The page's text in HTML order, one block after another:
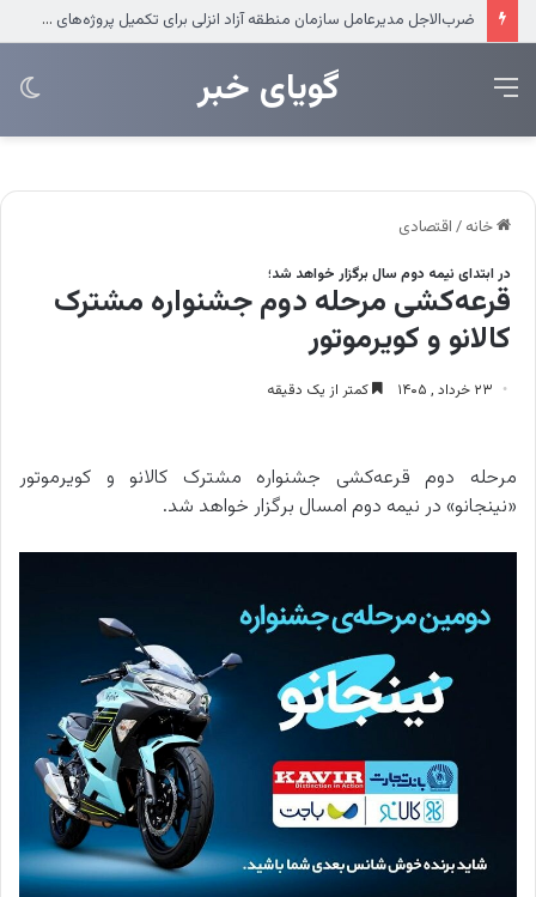
ضرب‌الاجل مدیرعامل سازمان منطقه آزاد انزلی برای تکمیل پروژه‌های عمرانی
‌‌‌گویای خبر منو
خانه / اقتصادی
در ابتدای نیمه دوم سال برگزار خواهد شد؛
قرعه‌کشی مرحله دوم جشنواره مشترک
کالانو و کویرموتور
۲۳ خرداد , ۱۴۰۵ کمتر از یک دقیقه
مرحله دوم قرعه‌کشی جشنواره مشترک کالانو و کویرموتور
«نینجانو» در نیمه دوم امسال برگزار خواهد شد.